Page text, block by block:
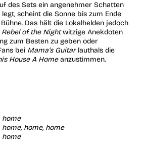
des Sets ein angenehmer Schatten
scheint die Sonne bis zum Ende
Das hält die Lokalhelden jedoch
Rebel of the Nightwitzige Anekdoten
zum Besten zu geben oder
bei Mama’s Guitar lauthals die
House A Homeanzustimmen.
home
home, home
home